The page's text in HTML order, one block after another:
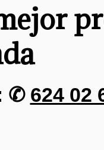
✆ 624 02